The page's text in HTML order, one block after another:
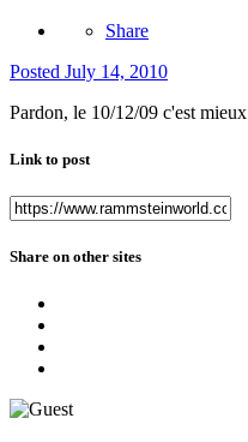
Share
Posted July 14, 2010
Pardon, le 10/12/09 c'est mieux
Link to post
Share on other sites